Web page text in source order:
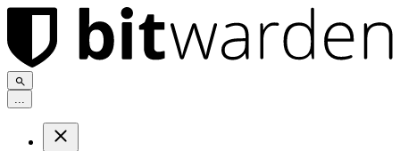
...